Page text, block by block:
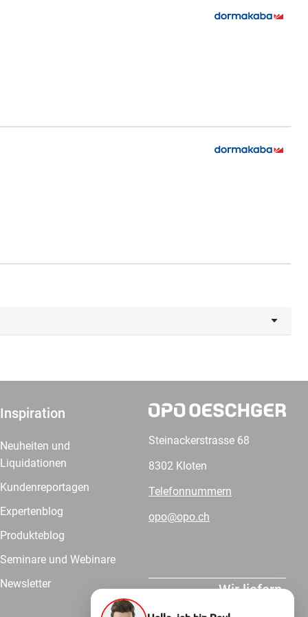
Inspiration
Neuheiten und
Liquidationen
Kundenreportagen
Expertenblog
Produkteblog
Seminare und Webinare
Newsletter
Steinackerstrasse 68
8302 Kloten
Telefonnummern
opo@opo.ch
Wir liefern.